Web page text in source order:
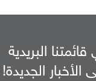
البريدية
الجديدة!